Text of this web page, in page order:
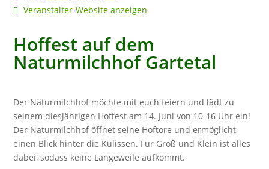
Veranstalter-Website anzeigen
Hoffest auf dem
Naturmilchhof Gartetal
Der Naturmilchhof möchte mit euch feiern und lädt zu
seinem diesjährigen Hoffest am 14. Juni von 10-16 Uhr ein!
Der Naturmilchhof öffnet seine Hoftore und ermöglicht
einen Blick hinter die Kulissen. Für Groß und Klein ist alles
dabei, sodass keine Langeweile aufkommt.